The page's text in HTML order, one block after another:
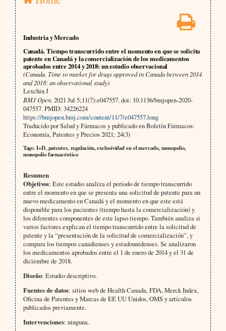
Industria y Mercado
Canadá. Tiempo transcurrido entre el momento en que se solicita
patente en Canadá y la comercialización de los medicamentos
aprobados entre 2014 y 2018: un estudio observacional
(Canada. Time to market for drugs approved in Canada between 2014
and 2018: an observational study)
Lexchin J
BMJ Open. 2021 Jul 5;11(7):e047557. doi: 10.1136/bmjopen-2020-
047557. PMID: 34226224
https://bmjopen.bmj.com/content/11/7/e047557.long
Traducido por Salud y Fármacos y publicado en Boletín Fármacos:
Economía, Patentes y Precios 2021; 24(3)
Tags: I+D, patentes, regulación, exclusividad en el mercado, monopolio,
monopolio farmacéutico
Resumen
Objetivos: Este estudio analiza el período de tiempo transcurrido
entre el momento en que se presenta una solicitud de patente para un
nuevo medicamento en Canadá y el momento en que este está
disponible para los pacientes (tiempo hasta la comercialización) y
los diferentes componentes de este lapso tiempo. También analiza si
varios factores explican el tiempo transcurrido entre la solicitud de
patente y la “presentación de la solicitud de comercialización”, y
compara los tiempos canadienses y estadounidenses. Se analizaron
los medicamentos aprobados entre el 1 de enero de 2014 y el 31 de
diciembre de 2018.
Diseño: Estudio descriptivo.
Fuentes de datos: sitios web de Health Canada, FDA, Merck Index,
Oficina de Patentes y Marcas de EE UU Unidos, OMS y artículos
publicados previamente.
Intervenciones: ninguna.